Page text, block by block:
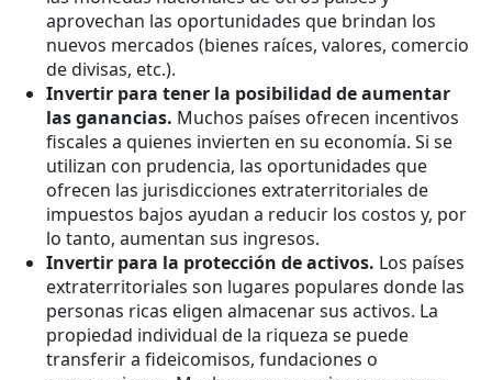
aprovechan las oportunidades que brindan los
nuevos mercados (bienes raíces, valores, comercio
de divisas, etc.).
Invertir para tener la posibilidad de aumentar
las ganancias. Muchos países ofrecen incentivos
fiscales a quienes invierten en su economía. Si se
utilizan con prudencia, las oportunidades que
ofrecen las jurisdicciones extraterritoriales de
impuestos bajos ayudan a reducir los costos y, por
lo tanto, aumentan sus ingresos.
Invertir para la protección de activos. Los países
extraterritoriales son lugares populares donde las
personas ricas eligen almacenar sus activos. La
propiedad individual de la riqueza se puede
transferir a fideicomisos, fundaciones o